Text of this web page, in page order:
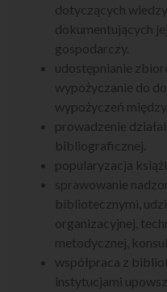
dotyczących
dokumentujących
gospodarczy.
udostępnianie
wypożyczanie do
wypożyczeń
prowadzenie
bibliograficznej.
popularyzacja
sprawowanie
bibliotecznymi,
organizacyjnej,
metodycznej,
współpraca z
instytucjami